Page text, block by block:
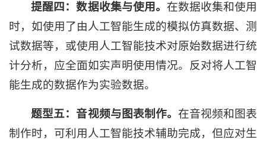
提醒四：数据收集与使用。 在数据收集和使用
时，如使用了由人工智能生成的模拟仿真数据、测
试数据等，或使用人工智能技术对原始数据进行统
计分析，应全面如实声明使用情况。反对将人工智
能生成的数据作为实验数据。
题型五： 音视频与图表制作。 在音视频和图表
制作时，可利用人工智能技术辅助完成，但应对生